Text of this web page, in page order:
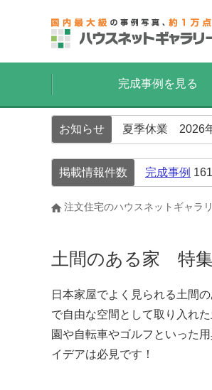
完成事例を見る
お知らせ 夏季休業 2026
掲載情報件数 完成事例
注文住宅のハウスネットギャラ
土間のある家 特集
日本家屋でよく見られる土間
で自由な空間として取り入れ
園や自転車やゴルフといった
イデアは必見です！